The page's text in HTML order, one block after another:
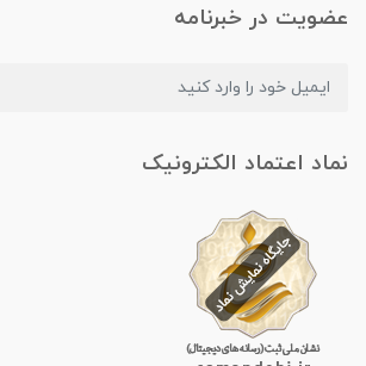
عضویت در خبرنامه
نماد اعتماد الکترونیک